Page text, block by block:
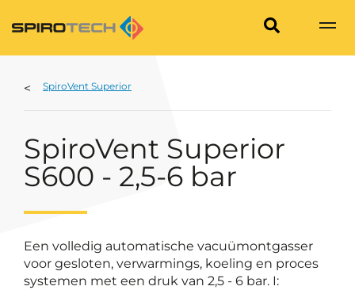
SpiroVent Superior
SpiroVent Superior
S600 - 2,5-6 bar
Een volledig automatische vacuümontgasser
voor gesloten, verwarmings, koeling en proces
systemen met een druk van 2,5 - 6 bar. I: